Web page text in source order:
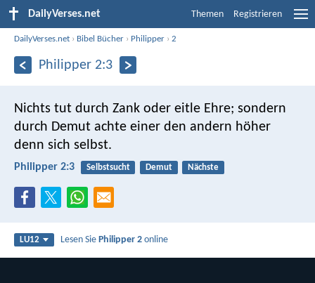
DailyVerses.net Themen Registrieren
DailyVerses.net › Bibel Bücher › Philipper ›2
Philipper 2:3
Nichts tut durch Zank oder eitle Ehre; sondern
durch Demut achte einer den andern höher
denn sich selbst.
Philipper 2:3 Selbstsucht Demut Nächste
LU12 Lesen SiePhilipper 2 online